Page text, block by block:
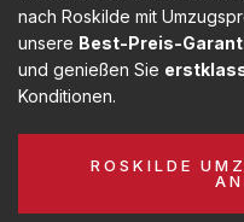
nach Roskilde mit
unsere Best-Preis-
und genießen Sie
Konditionen.
ROSKILDE